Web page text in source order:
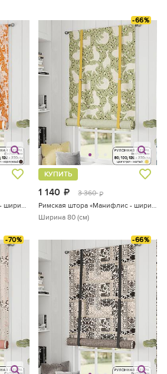
-66%
1 140 руб.
3 360 руб.
КУПИТЬ
Ширина 80 (см)
-70% -66%